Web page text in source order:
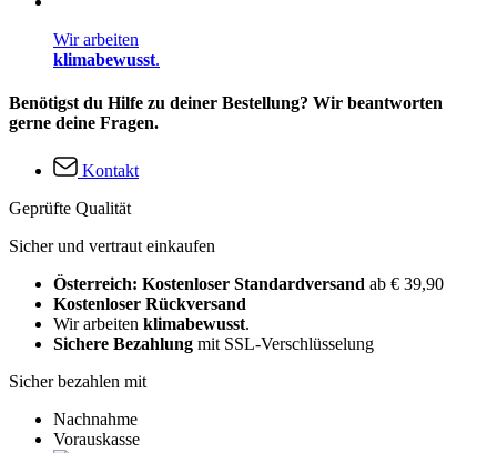
Wir arbeiten
klimabewusst.
Benötigst du Hilfe zu deiner Bestellung? Wir beantworten
gerne deine Fragen.
Kontakt
Geprüfte Qualität
Sicher und vertraut einkaufen
Österreich: Kostenloser Standardversand ab € 39,90
Kostenloser Rückversand
Wir arbeiten klimabewusst.
Sichere Bezahlung mit SSL-Verschlüsselung
Sicher bezahlen mit
Nachnahme
Vorauskasse